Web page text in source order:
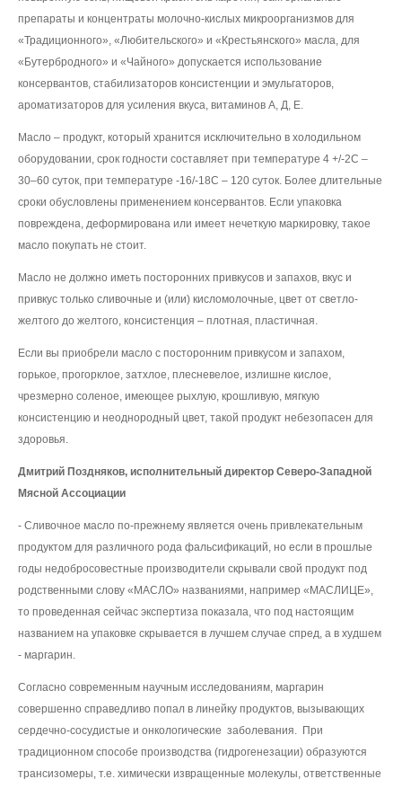
препараты и концентраты молочно-кислых микроорганизмов для
«Традиционного», «Любительского» и «Крестьянского» масла, для
«Бутербродного» и «Чайного» допускается использование
консервантов, стабилизаторов консистенции и эмульгаторов,
ароматизаторов для усиления вкуса, витаминов А, Д, Е.
Масло – продукт, который хранится исключительно в холодильном
оборудовании, срок годности составляет при температуре 4 +/-2С –
30–60 суток, при температуре -16/-18С – 120 суток. Более длительные
сроки обусловлены применением консервантов. Если упаковка
повреждена, деформирована или имеет нечеткую маркировку, такое
масло покупать не стоит.
Масло не должно иметь посторонних привкусов и запахов, вкус и
привкус только сливочные и (или) кисломолочные, цвет от светло-
желтого до желтого, консистенция – плотная, пластичная.
Если вы приобрели масло с посторонним привкусом и запахом,
горькое, прогорклое, затхлое, плесневелое, излишне кислое,
чрезмерно соленое, имеющее рыхлую, крошливую, мягкую
консистенцию и неоднородный цвет, такой продукт небезопасен для
здоровья.
Дмитрий Поздняков, исполнительный директор Северо-Западной
Мясной Ассоциации
- Сливочное масло по-прежнему является очень привлекательным
продуктом для различного рода фальсификаций, но если в прошлые
годы недобросовестные производители скрывали свой продукт под
родственными слову «МАСЛО» названиями, например «МАСЛИЦЕ»,
то проведенная сейчас экспертиза показала, что под настоящим
названием на упаковке скрывается в лучшем случае спред, а в худшем
- маргарин.
Согласно современным научным исследованиям, маргарин
совершенно справедливо попал в линейку продуктов, вызывающих
сердечно-сосудистые и онкологические заболевания. При
традиционном способе производства (гидрогенезации) образуются
трансизомеры, т.е. химически извращенные молекулы, ответственные